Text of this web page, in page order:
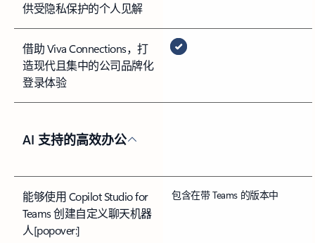
供受隐私保护的个人见解
借助 Viva Connections，打
造现代且集中的公司品牌化
登录体验
AI 支持的高效办公
能够使用 Copilot Studio for
Teams 创建自定义聊天机器
人[popover:]
包含在带 Teams 的版本中